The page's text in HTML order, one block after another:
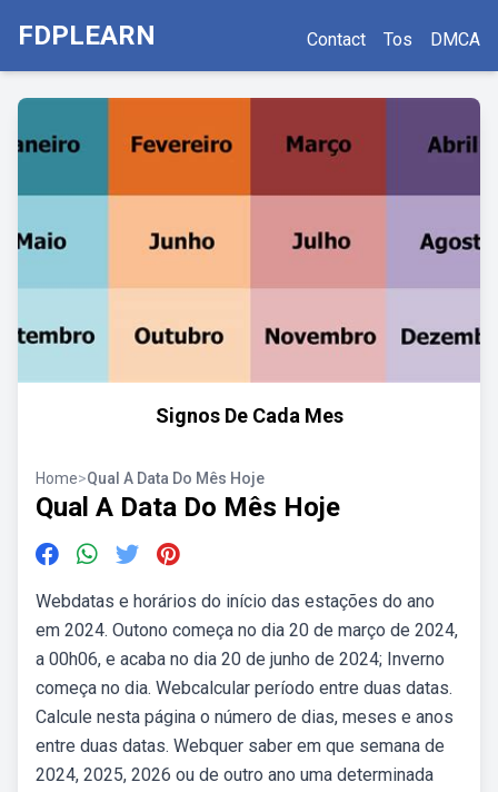
FDPLEARN Contact Tos DMCA
Signos De Cada Mes
Home>Qual A Data Do Mês Hoje
Qual A Data Do Mês Hoje
Webdatas e horários do início das estações do ano
em 2024. Outono começa no dia 20 de março de 2024,
a 00h06, e acaba no dia 20 de junho de 2024; Inverno
começa no dia. Webcalcular período entre duas datas.
Calcule nesta página o número de dias, meses e anos
entre duas datas. Webquer saber em que semana de
2024, 2025, 2026 ou de outro ano uma determinada